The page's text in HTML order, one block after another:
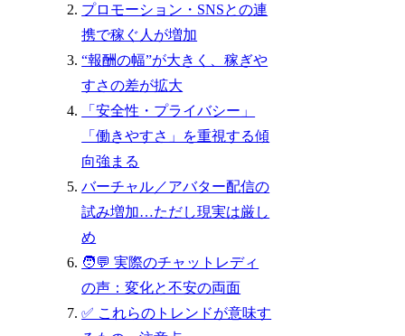
プロモーション・SNSとの連
携で稼ぐ人が増加
“報酬の幅”が大きく、稼ぎや
すさの差が拡大
「安全性・プライバシー」
「働きやすさ」を重視する傾
向強まる
バーチャル／アバター配信の
試み増加…ただし現実は厳し
め
🧑‍💬 実際のチャットレディ
の声：変化と不安の両面
✅ これらのトレンドが意味す